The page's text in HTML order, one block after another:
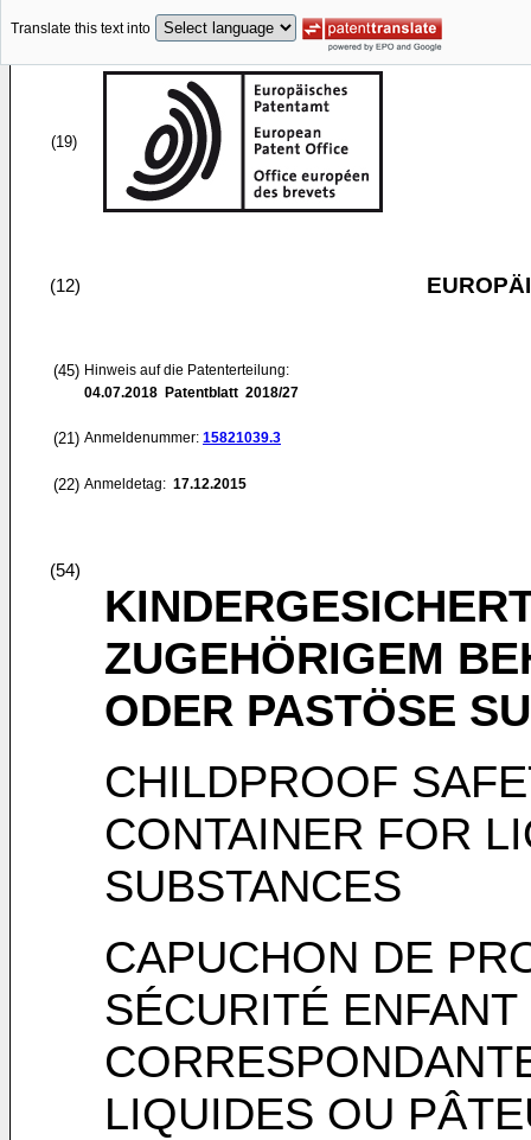
Translate this text into
(19)
(12)
(45) Hinweis auf die Patenterteilung:
04.07.2018 Patentblatt 2018/27
(21) Anmeldenummer: 15821039.3
(22) Anmeldetag: 17.12.2015
(54)
ZUGEHÖRIGEM
ODER PASTÖSE
CHILDPROOF
CONTAINER FOR
SUBSTANCES
CAPUCHON DE
SÉCURITÉ
LIQUIDES OU